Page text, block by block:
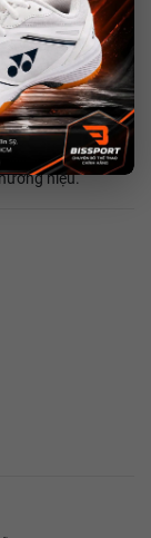
giá hợp lý
mặc thoải mái
hiệu.